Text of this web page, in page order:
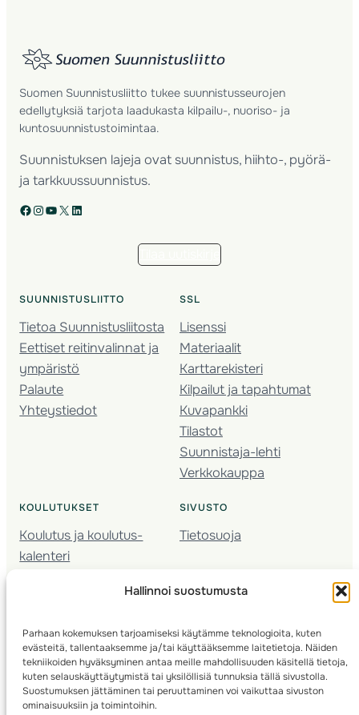
Hallinnoi suostumusta
Parhaan kokemuksen tarjoamiseksi käytämme teknologioita, kuten
evästeitä, tallentaaksemme ja/tai käyttääksemme laitetietoja. Näiden
tekniikoiden hyväksyminen antaa meille mahdollisuuden käsitellä tietoja,
kuten selauskäyttäytymistä tai yksilöllisiä tunnuksia tällä sivustolla.
Suostumuksen jättäminen tai peruuttaminen voi vaikuttaa sivuston
ominaisuuksiin ja toimintoihin.
Suomen Suunnistusliitto tukee suunnistusseurojen
edellytyksiä tarjota laadukasta kilpailu-, nuoriso- ja
kuntosuunnistustoimintaa.
Suunnistuksen lajeja ovat suunnistus, hiihto-, pyörä-
ja tarkkuussuunnistus.
Facebook Instagram YouTube X LinkedIn
SUUNNISTUSLIITTO
Tietoa Suunnistusliitosta
Eettiset reitinvalinnat ja
ympäristö
Palaute
Yhteystiedot
SSL
Lisenssi
Materiaalit
Karttarekisteri
Kilpailut ja tapahtumat
Kuvapankki
Tilastot
Suunnistaja-lehti
Verkkokauppa
KOULUTUKSET
Koulutus ja koulutus­
kalenteri
Seura­kehittäminen
Kartoitus
Ratamestari
SIVUSTO
Tietosuoja
© 2025 ·Suomen Suunnistusliitto· Valimotie 10, 00380 Helsinki, Finland